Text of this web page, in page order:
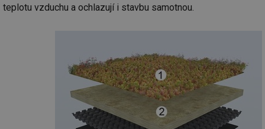
teplotu vzduchu a ochlazují i stavbu samotnou.